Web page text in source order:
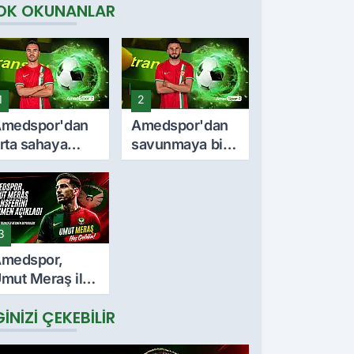
OKUNANLAR
sahaya
takviye:
Soyalp
sözleşme
2
Amedspor'dan
savunmaya bir
takviye daha:
Meraş ile
ÇEKEBILIR